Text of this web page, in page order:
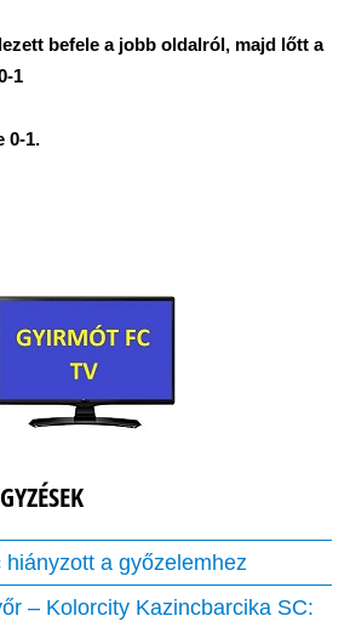
befele a jobb oldalról, majd lőtt a
1
0-1.
a győzelemhez
– Kolorcity Kazincbarcika SC: